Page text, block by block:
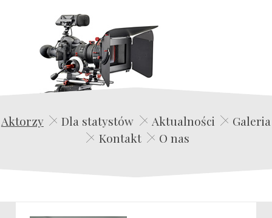
Edwin Film Agencja Aktorska
Aktorzy Dla statystów Aktualności
Galeria
Kontakt
O nas